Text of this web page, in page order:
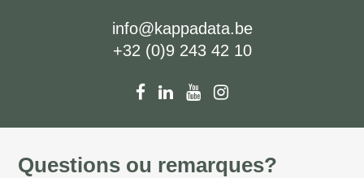
info@kappadata.be
+32 (0)9 243 42 10
Questions ou remarques?